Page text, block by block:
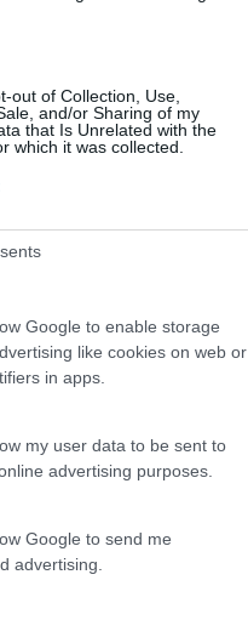
out of Collection, Use,
and/or Sharing of my
that Is Unrelated with the
which it was collected.
Google to enable storage
like cookies on web or
in apps.
my user data to be sent to
advertising purposes.
Google to send me
advertising.
E Relação Cliente
De Competências